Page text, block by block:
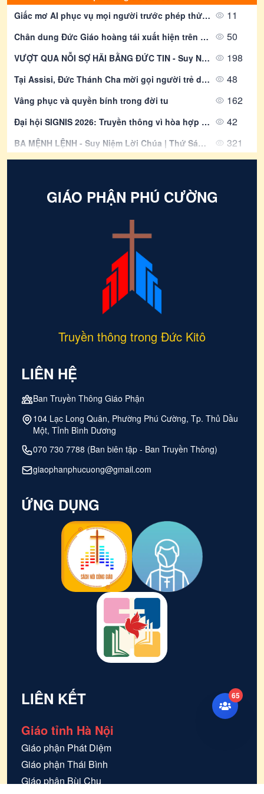
65
Thông Báo | Thư Rao Phong Chức
Cường
THƯ KÊU GỌI | Cầu nguyện và góp
phần cứu trợ nạn nhân bị bão lụt
08/08/2026
Thông báo của Ban Phụng Tự | Về
Lễ Các Thánh Nam Nữ Và Lễ Cầu
Cho Các Tín Hữu Đã Qua Đời Năm
2025
08/08/2026 5757
Giấc mơ AI phục vụ mọi người trước phép thử về đầu tư và lợi nhuận
11
Chân dung Đức Giáo hoàng tái xuất hiện trên các đồng tiền cắc của Vatican 50
VƯỢT QUA NỖI SỢ HÃI BẰNG ĐỨC TIN - Suy Niệm Lời Chúa | Chúa Nhật Tuần XIX Mùa Thường Niên - Năm A | Mt 14, 22-33 | Lm Gioan Lê Quang Tuyến 198
Tại Assisi, Đức Thánh Cha mời gọi người trẻ dám ước mơ “những điều lớn lao” 48
Vâng phục và quyền bính trong đời tu 162
Đại hội SIGNIS 2026: Truyền thông vì hòa hợp và phúc lợi môi trường 42
BA MỆNH LỆNH - Suy Niệm Lời Chúa | Thứ Sáu Sau Chúa Nhật Tuần XVIII Mùa Thường Niên | Mt 16, 24-28 | Lm Gioan Lê Quang Tuyến 321
88
GIÁO PHẬN PHÚ CƯỜNG
Truyền thông trong Đức Kitô
LIÊN HỆ
Ban Truyền Thông Giáo Phận
104 Lạc Long Quân, Phường Phú Cường, Tp. Thủ Dầu
Một, Tỉnh Bình Dương
070 730 7788 (Ban biên tập - Ban Truyền Thông)
giaophanphucuong@gmail.com
ỨNG DỤNG
LIÊN KẾT
Giáo tỉnh Hà Nội
Giáo phận Phát Diệm
Giáo phận Thái Bình
Giáo phận Bùi Chu